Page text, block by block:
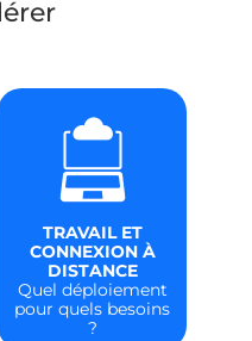
TRAVAIL ET
CONNEXION À
DISTANCE
Quel déploiement
pour quels besoins
?